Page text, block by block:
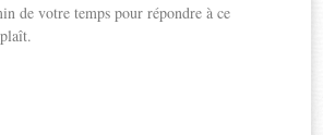
de votre temps pour répondre à ce